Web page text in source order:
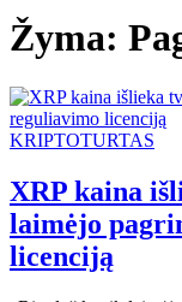
Žyma:
KRIPTOTURTAS
XRP kaina
laimėjo
licenciją